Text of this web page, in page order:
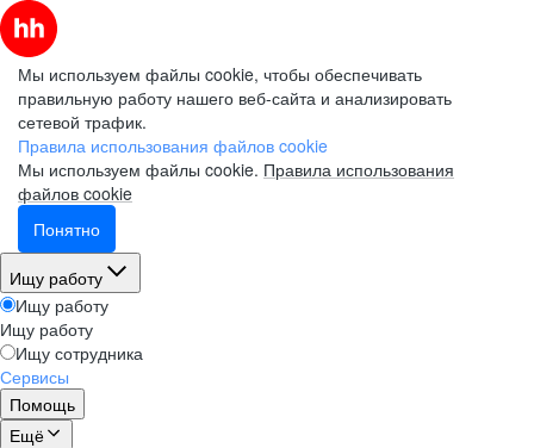
Мы используем файлы cookie, чтобы обеспечивать
правильную работу нашего веб-сайта и анализировать
сетевой трафик.
Правила использования файлов cookie
Мы используем файлы cookie. Правила использования
файлов cookie
Понятно
Ищу работу
Ищу работу
Ищу работу
Ищу сотрудника
Сервисы
Помощь
Ещё